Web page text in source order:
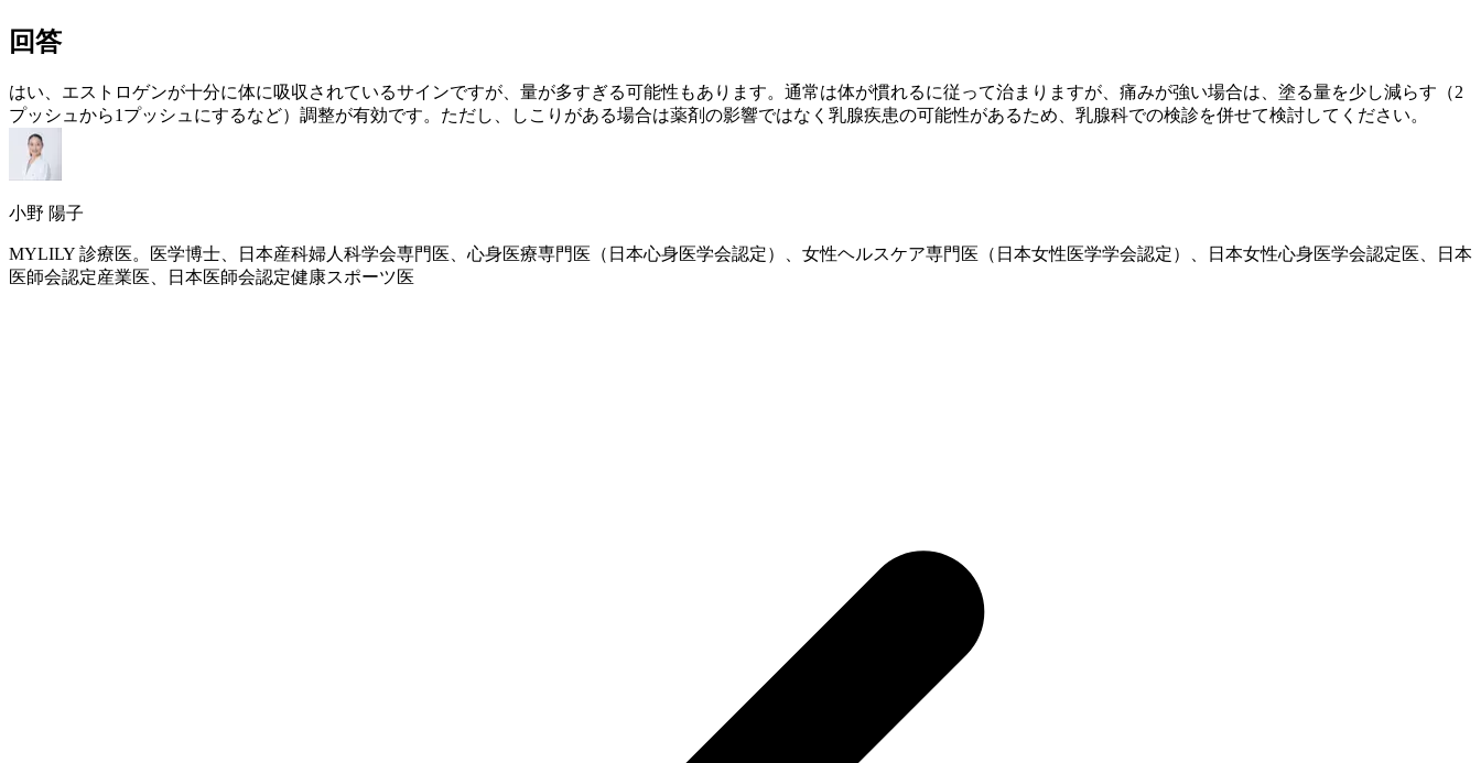
回答
はい、 エストロゲンが十分に体に吸収されているサインですが、量が多すぎる可能性もあります。通常は体が慣れるに従って治まりますが、痛みが強い場合は、塗る量を少し減らす（2
プッシュから1プッシュにするなど）調整が有効です。ただし、しこりがある場合は薬剤の影響ではなく乳腺疾患の可能性があるため、乳腺科での検診を併せて検討してください。
小野 陽子
MYLILY 診療医。医学博士、日本産科婦人科学会専門医、心身医療専門医（日本心身医学会認定）、女性ヘルスケア専門医（日本女性医学学会認定）、日本女性心身医学会認定医、日本
医師会認定産業医、日本医師会認定健康スポーツ医